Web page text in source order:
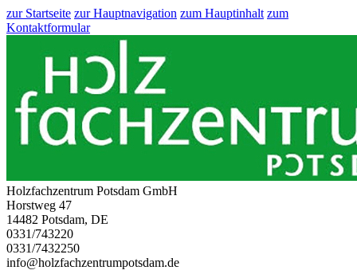
zur Startseite zur Hauptnavigation zum Hauptinhalt zum
Kontaktformular
Holzfachzentrum Potsdam GmbH
Horstweg 47
14482 Potsdam, DE
0331/743220
0331/7432250
info@holzfachzentrumpotsdam.de